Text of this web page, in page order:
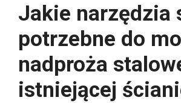
Jakie narzędzia
potrzebne do
nadproża
istniejącej